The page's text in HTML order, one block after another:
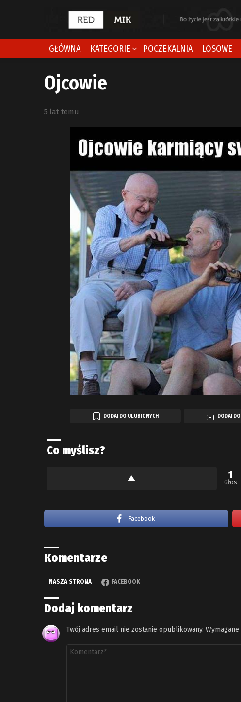
GŁÓWNA KATEGORIE POCZEKALNIA LOSOWE
Ojcowie
5 lat temu
DODAJ DO ULUBIONYCH DODAJ
Co myślisz?
1
Głos
Facebook
Komentarze
NASZA STRONA FACEBOOK
Dodaj komentarz
Twój adres email nie zostanie opublikowany.
Komentarz